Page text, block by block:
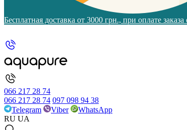
Бесплатная доставка от 3000 грн., при оплате
066 217 28 74
066 217 28 74 097 098 94 38
Telegram
Viber
WhatsApp
RU UA